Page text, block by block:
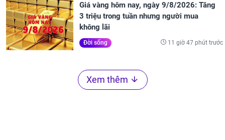
Giá vàng hôm nay, ngày 9/8/2026: Tăng
3 triệu trong tuần nhưng người mua
không lãi
Đời sống 11 giờ 47 phút trước
Xem thêm